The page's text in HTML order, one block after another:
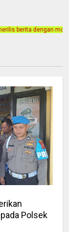
Akurat,
Polsek